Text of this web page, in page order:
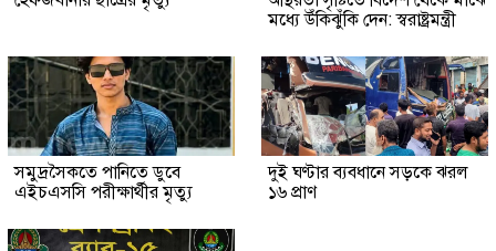
মধ্যে উঁকিঝুঁকি দেন: স্বরাষ্ট্রমন্ত্রী
সমুদ্রসৈকতে পানিতে ডুবে
এইচএসসি পরীক্ষার্থীর মৃত্যু
দুই ঘণ্টার ব্যবধানে সড়কে ঝরল
১৬ প্রাণ